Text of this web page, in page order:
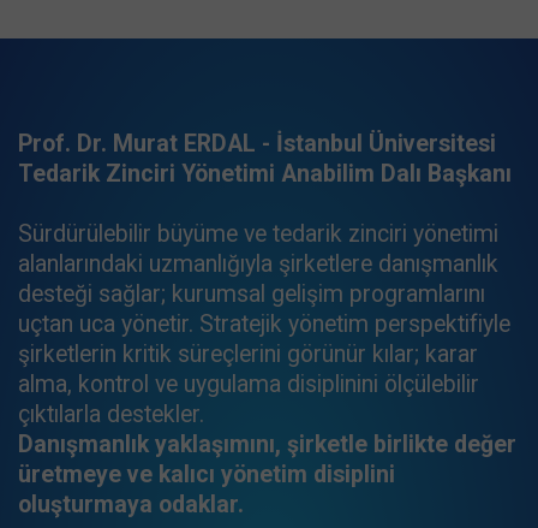
Prof. Dr. Murat ERDAL - İstanbul Üniversitesi
Tedarik Zinciri Yönetimi Anabilim Dalı Başkanı
Sürdürülebilir büyüme ve tedarik zinciri yönetimi
alanlarındaki uzmanlığıyla şirketlere danışmanlık
desteği sağlar; kurumsal gelişim programlarını
uçtan uca yönetir. Stratejik yönetim perspektifiyle
şirketlerin kritik süreçlerini görünür kılar; karar
alma, kontrol ve uygulama disiplinini ölçülebilir
çıktılarla destekler.
Danışmanlık yaklaşımını, şirketle birlikte değer
üretmeye ve kalıcı yönetim disiplini
oluşturmaya odaklar.